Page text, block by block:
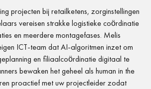
projecten bij retailketens, zorginstellingen
vereisen strakke logistieke coördinatie
en meerdere montagefases. Melis
ICT-team dat AI-algoritmen inzet om
en filiaalcoördinatie digitaal te
bewaken het geheel als human in the
proactief met uw projectleider zodat